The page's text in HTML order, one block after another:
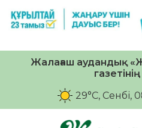
Жалағаш аудандық
29°C, Сенбі,